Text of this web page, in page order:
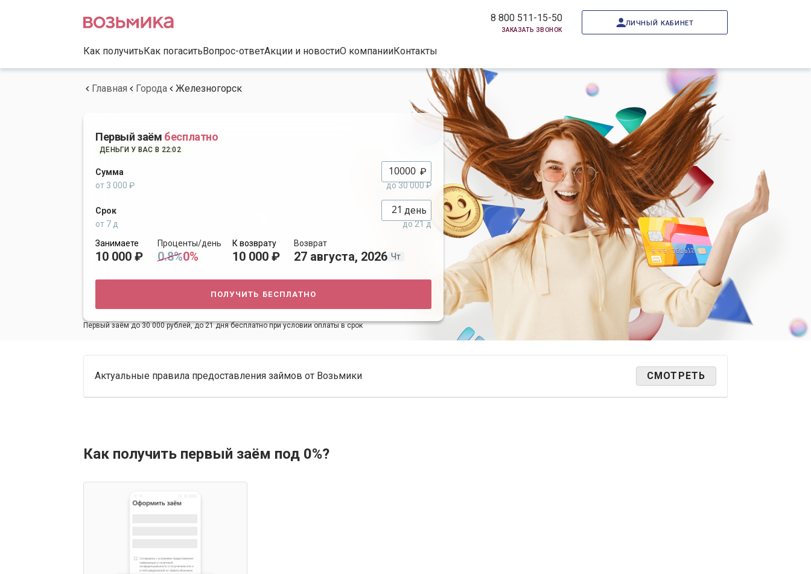
8 800 511-15-50
заказать звонок
личный кабинет
Как получитьКак погаситьВопрос-ответАкции и новостиО компанииКонтакты
Главная Города Железногорск
Первый заём бесплатно
ДЕНЬГИ У ВАС В 22:02
Сумма ₽
от 3 000 ₽ до 30 000 ₽
Срок день
от 7 д
до 21 д
Занимаете
10 000 ₽
Проценты/день
0.8%0%
К возврату
10 000 ₽
Возврат
27 августа, 2026 Чт
получить бесплатно
Первый заём до 30 000 рублей, до 21 дня бесплатно при условии оплаты в срок
Актуальные правила предоставления займов от Возьмики СМОТРЕТЬ
Как получить первый заём под 0%?